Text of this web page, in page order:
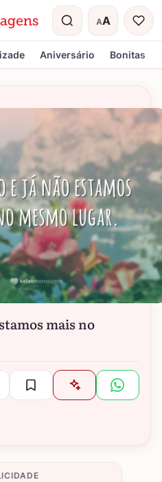
AA
Tamanho do
Aniversário Bonitas
mais no